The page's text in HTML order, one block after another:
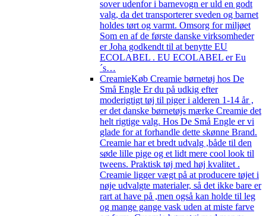
sover udenfor i barnevogn er uld en godt
valg, da det transporterer sveden og barnet
holdes tørt og varmt. Omsorg for miljøet
Som en af de første danske virksomheder
er Joha godkendt til at benytte EU
ECOLABEL . EU ECOLABEL er Eu
´s…
CreamieKøb Creamie børnetøj hos De
Små Engle Er du på udkig efter
moderigtigt tøj til piger i alderen 1-14 år ,
er det danske børnetøjs mærke Creamie det
helt rigtige valg. Hos De Små Engle er vi
glade for at forhandle dette skønne Brand.
Creamie har et bredt udvalg ,både til den
søde lille pige og et lidt mere cool look til
tweens. Praktisk tøj med høj kvalitet .
Creamie ligger vægt på at producere tøjet i
nøje udvalgte materialer, så det ikke bare er
rart at have på ,men også kan holde til leg
og mange gange vask uden at miste farve